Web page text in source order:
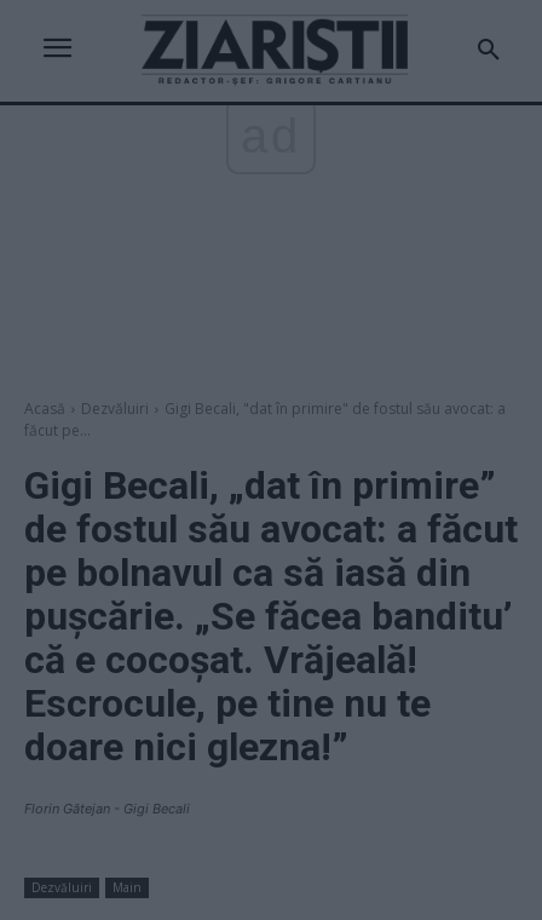
Acasă Dezvăluiri
Gigi Becali, "dat în primire" de fostul său avocat: a
făcut pe...
Gigi Becali, „dat în primire”
de fostul său avocat: a făcut
pe bolnavul ca să iasă din
pușcărie. „Se făcea banditu’
că e cocoșat. Vrăjeală!
Escrocule, pe tine nu te
doare nici glezna!”
Florin Gătejan - Gigi Becali
Dezvăluiri Main